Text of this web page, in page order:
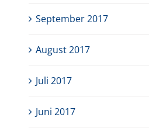
September 2017
August 2017
Juli 2017
Juni 2017